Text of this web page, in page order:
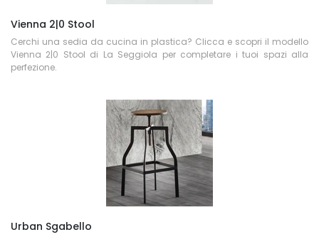
Vienna 2|0 Stool
Cerchi una sedia da cucina in plastica? Clicca e scopri il modello
Vienna 2|0 Stool di La Seggiola per completare i tuoi spazi alla
perfezione.
Urban Sgabello